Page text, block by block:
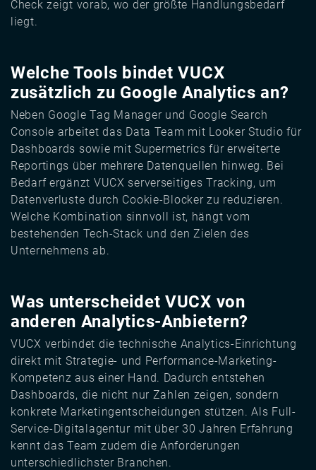
Check zeigt vorab, wo der größte Handlungsbedarf
liegt.
Welche Tools bindet VUCX
zusätzlich zu Google Analytics an?
Neben Google Tag Manager und Google Search
Console arbeitet das Data Team mit Looker Studio für
Dashboards sowie mit Supermetrics für erweiterte
Reportings über mehrere Datenquellen hinweg. Bei
Bedarf ergänzt VUCX serverseitiges Tracking, um
Datenverluste durch Cookie-Blocker zu reduzieren.
Welche Kombination sinnvoll ist, hängt vom
bestehenden Tech-Stack und den Zielen des
Unternehmens ab.
Was unterscheidet VUCX von
anderen Analytics-Anbietern?
VUCX verbindet die technische Analytics-Einrichtung
direkt mit Strategie- und Performance-Marketing-
Kompetenz aus einer Hand. Dadurch entstehen
Dashboards, die nicht nur Zahlen zeigen, sondern
konkrete Marketingentscheidungen stützen. Als Full-
Service-Digitalagentur mit über 30 Jahren Erfahrung
kennt das Team zudem die Anforderungen
unterschiedlichster Branchen.